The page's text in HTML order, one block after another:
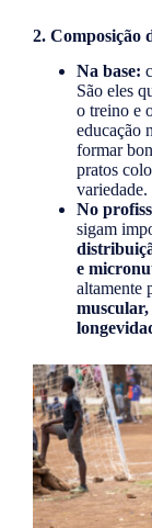
2. Composição
Na base:
São eles
o treino e
educação
formar
pratos
variedade.
No
sigam
e
altamente